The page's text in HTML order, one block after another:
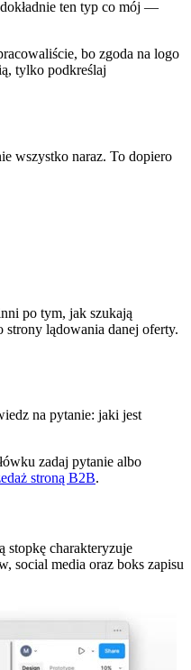
ten typ co mój —
bo zgoda na logo
tylko podkreślaj
wszystko naraz. To dopiero
po tym, jak szukają
strony lądowania danej oferty.
na pytanie: jaki jest
zadaj pytanie albo
stroną B2B.
stopkę charakteryzuje
social media oraz boks zapisu